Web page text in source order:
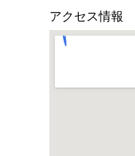
アクセス情報